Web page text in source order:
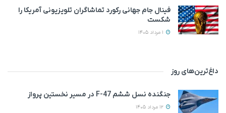
فینال جام جهانی رکورد تماشاگران تلویزیونی آمریکا را
شکست
داغ‌ترین‌های روز
جنگنده نسل ششم F-47 در مسیر نخستین پرواز